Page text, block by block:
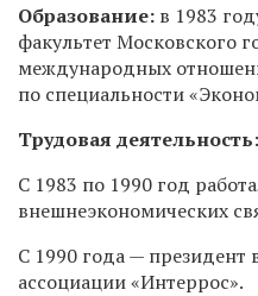
Образование: в 1983
факультет Московского
международных
по специальности
Трудовая деятельность:
С 1983 по 1990 год
внешнеэкономических
С 1990 года —
ассоциации «Интеррос».